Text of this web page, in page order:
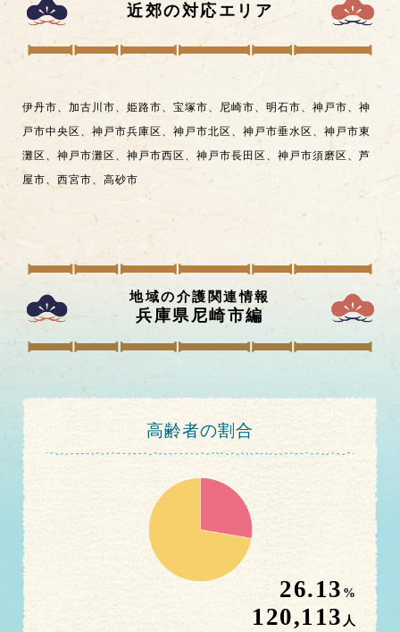
近郊の対応エリア
伊丹市、 加古川市、 姫路市、 宝塚市、 尼崎市、 明石市、 神戸市、 神
戸市中央区 、 神戸市兵庫区 、神戸市北区 、 神戸市垂水区 、 神戸市東
灘区 、 神戸市灘区 、 神戸市西区 、 神戸市長田区、 神戸市須磨区 、 芦
屋市、 西宮市、 高砂市
地域の介護関連情報
兵庫県尼崎市編
高齢者の割合
26.13 %
120,113 人